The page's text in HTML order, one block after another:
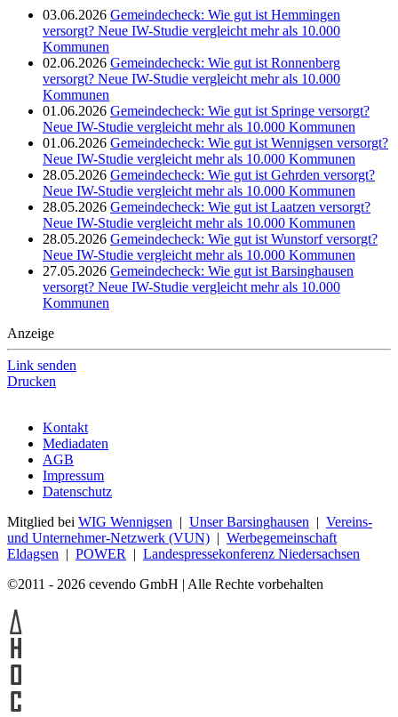
03.06.2026 Gemeindecheck: Wie gut ist Hemmingen
versorgt? Neue IW-Studie vergleicht mehr als 10.000
Kommunen
02.06.2026 Gemeindecheck: Wie gut ist Ronnenberg
versorgt? Neue IW-Studie vergleicht mehr als 10.000
Kommunen
01.06.2026 Gemeindecheck: Wie gut ist Springe versorgt?
Neue IW-Studie vergleicht mehr als 10.000 Kommunen
01.06.2026 Gemeindecheck: Wie gut ist Wennigsen versorgt?
Neue IW-Studie vergleicht mehr als 10.000 Kommunen
28.05.2026 Gemeindecheck: Wie gut ist Gehrden versorgt?
Neue IW-Studie vergleicht mehr als 10.000 Kommunen
28.05.2026 Gemeindecheck: Wie gut ist Laatzen versorgt?
Neue IW-Studie vergleicht mehr als 10.000 Kommunen
28.05.2026 Gemeindecheck: Wie gut ist Wunstorf versorgt?
Neue IW-Studie vergleicht mehr als 10.000 Kommunen
27.05.2026 Gemeindecheck: Wie gut ist Barsinghausen
versorgt? Neue IW-Studie vergleicht mehr als 10.000
Kommunen
Anzeige
Link senden
Drucken
Kontakt
Mediadaten
AGB
Impressum
Datenschutz
Mitglied bei WIG Wennigsen | Unser Barsinghausen | Vereins-
und Unternehmer-Netzwerk (VUN) | Werbegemeinschaft
Eldagsen | POWER | Landespressekonferenz Niedersachsen
©2011 - 2026 cevendo GmbH | Alle Rechte vorbehalten